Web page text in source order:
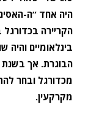
היה אחד “ה-
בינלאומיים
מכדורגל ובחר
מקרקעין.